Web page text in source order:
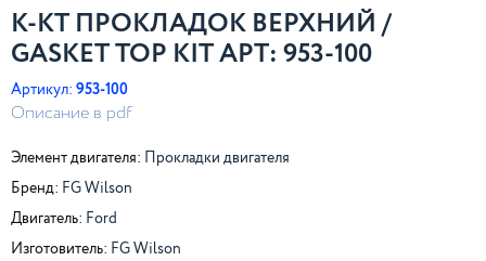
К-КТ ПРОКЛАДОК ВЕРХНИЙ /
GASKET TOP KIT АРТ: 953-100
Артикул: 953-100
Описание в pdf
Элемент двигателя: Прокладки двигателя
Бренд: FG Wilson
Двигатель: Ford
Изготовитель: FG Wilson